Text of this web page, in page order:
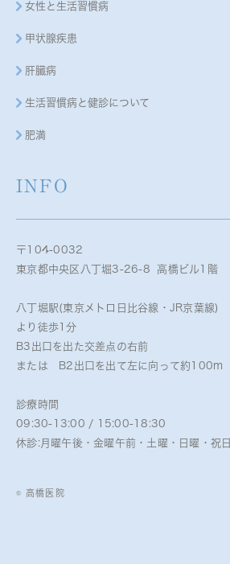
女性と生活習慣病
甲状腺疾患
肝臓病
生活習慣病と健診について
肥満
INFO
〒104-0032
東京都中央区八丁堀3-26-8 高橋ビル1階
八丁堀駅(東京メトロ日比谷線・JR京葉線)
より徒歩1分
B3出口を出た交差点の右前
または B2出口を出て左に向って約100m
診療時間
09:30-13:00 / 15:00-18:30
休診:月曜午後・金曜午前・土曜・日曜・祝日
© 高橋医院